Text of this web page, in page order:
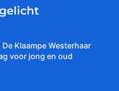
Klaampe Westerhaar
voor jong en oud